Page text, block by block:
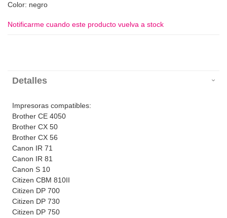
Color: negro
Notificarme cuando este producto vuelva a stock
Detalles
Impresoras compatibles:
Brother CE 4050
Brother CX 50
Brother CX 56
Canon IR 71
Canon IR 81
Canon S 10
Citizen CBM 810II
Citizen DP 700
Citizen DP 730
Citizen DP 750